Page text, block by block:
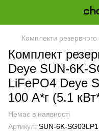
Комплекти
Комплект
Deye SUN-6K-
LiFePO4 Deye
100 A*г (5.1
Немає в наявності
Артикул: SUN-6K-